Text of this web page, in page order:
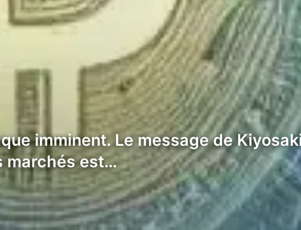
imminent. Le message de
marchés est…